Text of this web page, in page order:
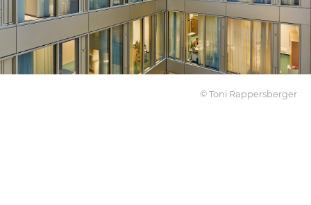
© Toni Rappersberger